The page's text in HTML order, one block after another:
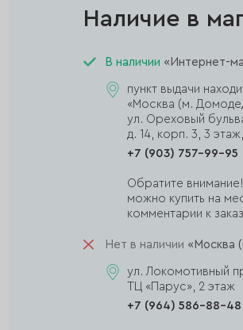
Наличие в
В наличии «Интернет-
пункт выдачи
«Москва (м.
ул. Ореховый
д. 14, корп. 3, 3
+7 (903) 757-99-95
Обратите
можно купить на
комментарии к
Нет в наличии «Москва
ул. Локомотивный
ТЦ «Парус», 2 этаж
+7 (964) 586-88-48